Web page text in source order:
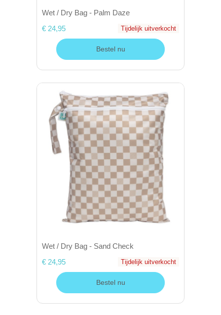
Wet / Dry Bag - Palm Daze
€ 24,95
Tijdelijk uitverkocht
Bestel nu
Wet / Dry Bag - Sand Check
€ 24,95
Tijdelijk uitverkocht
Bestel nu